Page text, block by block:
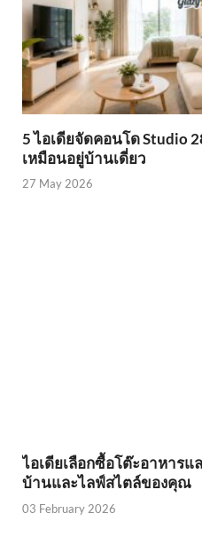
5 ไอเดียจัดคอนโด Studio
เหมือนอยู่บ้านเดี่ยว
27 May 2026
ไอเดียเลือกซื้อโต๊ะอาหาร
บ้านและไลฟ์สไตล์ของคุณ
03 February 2026